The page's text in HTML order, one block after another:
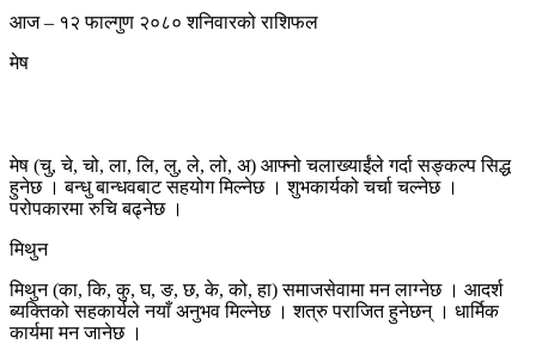
आज – १२ फाल्गुण २०८० शनिवारको राशिफल
मेष
मेष (चु, चे, चो, ला, लि, लु, ले, लो, अ) आफ्नो चलाख्याईंले गर्दा सङ्कल्प सिद्ध
हुनेछ । बन्धु बान्धवबाट सहयोग मिल्नेछ । शुभकार्यको चर्चा चल्नेछ ।
परोपकारमा रुचि बढ्नेछ ।
मिथुन
मिथुन (का, कि, कु, घ, ङ, छ, के, को, हा) समाजसेवामा मन लाग्नेछ । आदर्श
ब्यक्तिको सहकार्यले नयाँ अनुभव मिल्नेछ । शत्रु पराजित हुनेछन् । धार्मिक
कार्यमा मन जानेछ ।